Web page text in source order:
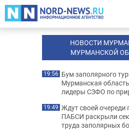
НОВОСТИ
МУРМАНСКОЙ
19:56 Бум заполярного
Мурманская
лидеры СЗФО по
19:49 Ждут своей очереди
ПАБСИ раскрыли
труда заполярных